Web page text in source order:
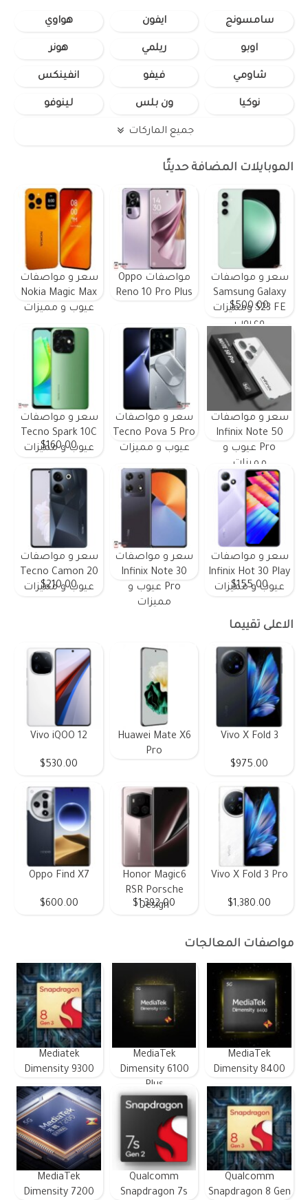
سامسونج ايفون هواوي
اوبو ريلمي هونر
شاومي فيفو انفينكس
نوكيا ون بلس لينوفو
جميع الماركات
الموبايلات المضافة حديثًا
سعر و مواصفات
Samsung Galaxy
S23 FE ومميزات
وعيوب
$500.00
مواصفات Oppo
Reno 10 Pro Plus
سعر و مواصفات
Nokia Magic Max
عيوب و مميزات
سعر و مواصفات
Infinix Note 50
Pro عيوب و
مميزات
سعر و مواصفات
Tecno Pova 5 Pro
عيوب و مميزات
سعر و مواصفات
Tecno Spark 10C
عيوب و مميزات
$160.00
سعر و مواصفات
Infinix Hot 30 Play
عيوب و مميزات
$155.00
سعر و مواصفات
Infinix Note 30
Pro عيوب و
مميزات
سعر و مواصفات
Tecno Camon 20
عيوب و مميزات
$210.00
الاعلى تقييما
Vivo X Fold 3
$975.00
Huawei Mate X6
Pro
Vivo iQOO 12
$530.00
Vivo X Fold 3 Pro
$1,380.00
Honor Magic6
RSR Porsche
Design
$1,392.00
Oppo Find X7
$600.00
مواصفات المعالجات
MediaTek
Dimensity 8400
MediaTek
Dimensity 6100
Plus
Mediatek
Dimensity 9300
Qualcomm
Snapdragon 8 Gen
Qualcomm
Snapdragon 7s
MediaTek
Dimensity 7200